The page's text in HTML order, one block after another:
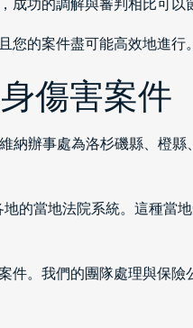
功的調解與審判相比可以
的案件盡可能高效地進行。
傷害案件
納辦事處為洛杉磯縣、橙
的當地法院系統。這種當
件。我們的團隊處理與保